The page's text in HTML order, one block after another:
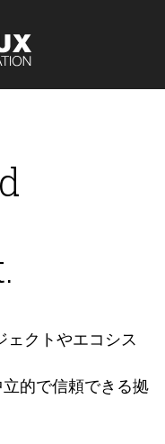
ェクトやエコシス
的で信頼できる拠